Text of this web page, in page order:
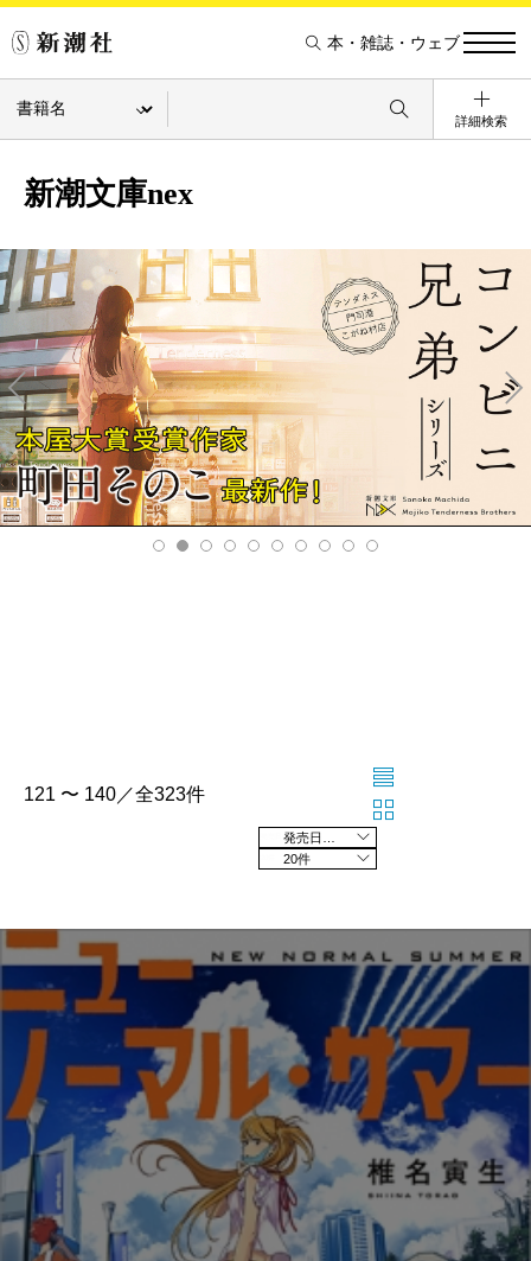
本・雑誌・ウェブ
詳細検索
新潮文庫nex
Pre
v
xt
121 〜 140／全323件
20件